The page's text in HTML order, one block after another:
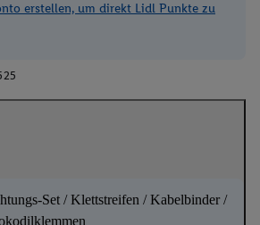
erstellen, um direkt Lidl Punkte zu
Set / Klettstreifen / Kabelbinder /